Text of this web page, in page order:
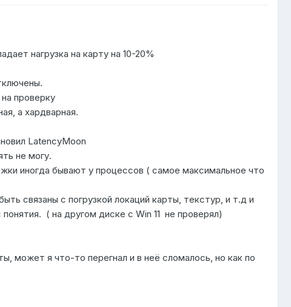
нагрузка на карту на 10-20%
проверку
а хардварная.
LatencyMoon
не могу.
иногда бывают у процессов ( самое максимальное что
связаны с погрузкой локаций карты, текстур, и т.д и
( на другом диске с Win 11 не проверял)
может я что-то перегнал и в неё сломалось, но как по